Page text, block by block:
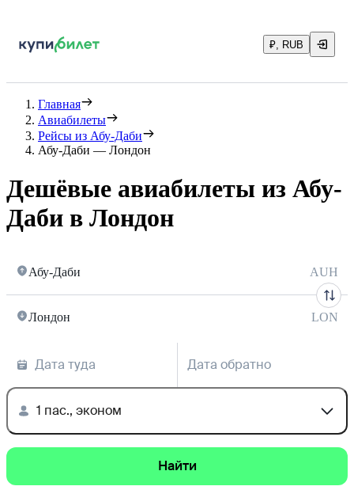
₽, RUB
Главная
Авиабилеты
Рейсы из Абу-Даби
Абу-Даби — Лондон
Дешёвые авиабилеты из Абу-
Даби в Лондон
Абу-Даби AUH
Лондон LON
Дата туда Дата обратно
1 пас., эконом
Найти